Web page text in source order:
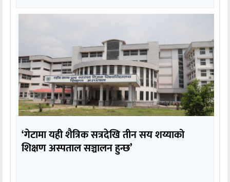
‘गेटामा यही शैत्रिक सत्रदेखि तीन सय शय्याको
शिक्षण अस्पताल सञ्चालन हुन्छ’